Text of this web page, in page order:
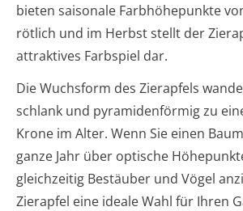
bieten saisonale Farbhöhepunkte
rötlich und im Herbst stellt der
attraktives Farbspiel dar.
Die Wuchsform des Zierapfels
schlank und pyramidenförmig zu
Krone im Alter. Wenn Sie einen
ganze Jahr über optische
gleichzeitig Bestäuber und Vögel
Zierapfel eine ideale Wahl für Ihren